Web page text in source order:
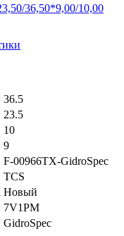
36.5
23.5
10
9
F-00966TX-GidroSpec
TCS
Новый
7V1PM
GidroSpec